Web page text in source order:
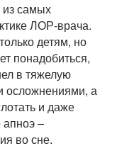
самых
ЛОР-врача.
детям, но
понадобиться,
в тяжелую
осложнениями, а
и даже
–
во сне.